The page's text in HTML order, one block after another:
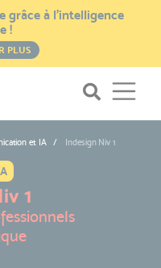
grâce à l’intelligence
!
PLUS
et IA Indesign Niv 1
1